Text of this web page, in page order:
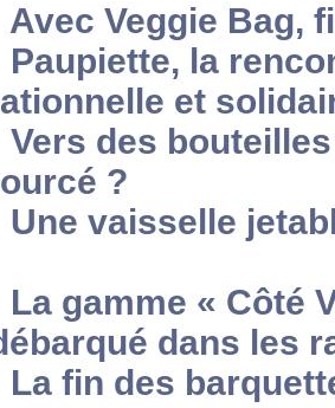
Avec Veggie Bag,
Paupiette, la
et
Vers des
?
Une vaisselle
La gamme « Côté
dans les
La fin des